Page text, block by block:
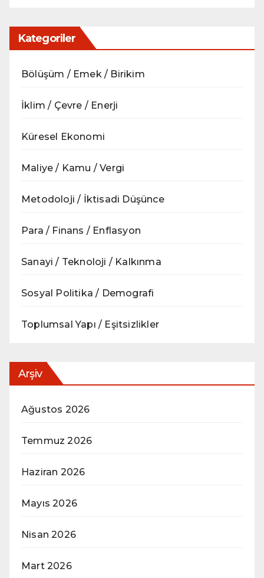
Kategoriler
Bölüşüm / Emek / Birikim
İklim / Çevre / Enerji
Küresel Ekonomi
Maliye / Kamu / Vergi
Metodoloji / İktisadi Düşünce
Para / Finans / Enflasyon
Sanayi / Teknoloji / Kalkınma
Sosyal Politika / Demografi
Toplumsal Yapı / Eşitsizlikler
Arşiv
Ağustos 2026
Temmuz 2026
Haziran 2026
Mayıs 2026
Nisan 2026
Mart 2026